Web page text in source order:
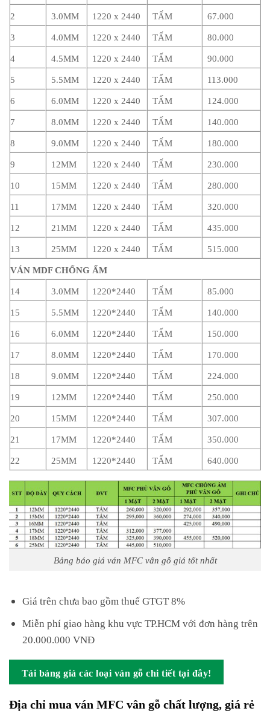
2 3.0MM 1220 x 2440 TẤM 67.000
3 4.0MM 1220 x 2440 TẤM 80.000
4 4.5MM 1220 x 2440 TẤM 90.000
5 5.5MM 1220 x 2440 TẤM 113.000
6 6.0MM 1220 x 2440 TẤM 124.000
7 8.0MM 1220 x 2440 TẤM 140.000
8 9.0MM 1220 x 2440 TẤM 180.000
9 12MM 1220 x 2440 TẤM 230.000
10 15MM 1220 x 2440 TẤM 280.000
11 17MM 1220 x 2440 TẤM 320.000
12 21MM 1220 x 2440 TẤM 435.000
13 25MM 1220 x 2440 TẤM 515.000
VÁN MDF CHỐNG ẨM
14 3.0MM 1220*2440 TẤM 85.000
15 5.5MM 1220*2440 TẤM 140.000
16 6.0MM 1220*2440 TẤM 150.000
17 8.0MM 1220*2440 TẤM 170.000
18 9.0MM 1220*2440 TẤM 224.000
19 12MM 1220*2440 TẤM 250.000
20 15MM 1220*2440 TẤM 307.000
21 17MM 1220*2440 TẤM 350.000
22 25MM 1220*2440 TẤM 640.000
Bảng báo giá ván MFC vân gỗ giá tốt nhất
Giá trên chưa bao gồm thuế GTGT 8%
Miễn phí giao hàng khu vực TP.HCM với đơn hàng trên
20.000.000 VNĐ
Tải bảng giá các loại ván gỗ chi tiết tại đây!
Địa chỉ mua ván MFC vân gỗ chất lượng, giá rẻ